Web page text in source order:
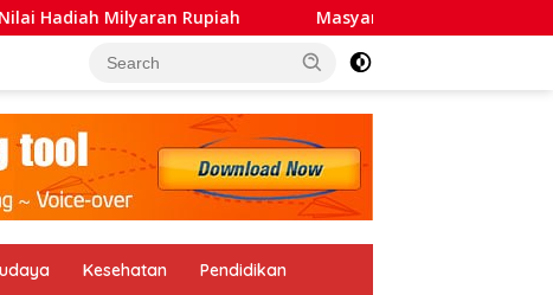
Rupiah Masyarakat Adat Nabire Tolak Kedatangan
Kesehatan Pendidikan